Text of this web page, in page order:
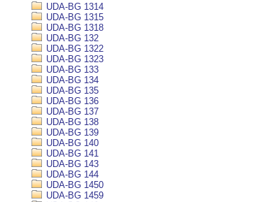
UDA-BG 1314
UDA-BG 1315
UDA-BG 1318
UDA-BG 132
UDA-BG 1322
UDA-BG 1323
UDA-BG 133
UDA-BG 134
UDA-BG 135
UDA-BG 136
UDA-BG 137
UDA-BG 138
UDA-BG 139
UDA-BG 140
UDA-BG 141
UDA-BG 143
UDA-BG 144
UDA-BG 1450
UDA-BG 1459